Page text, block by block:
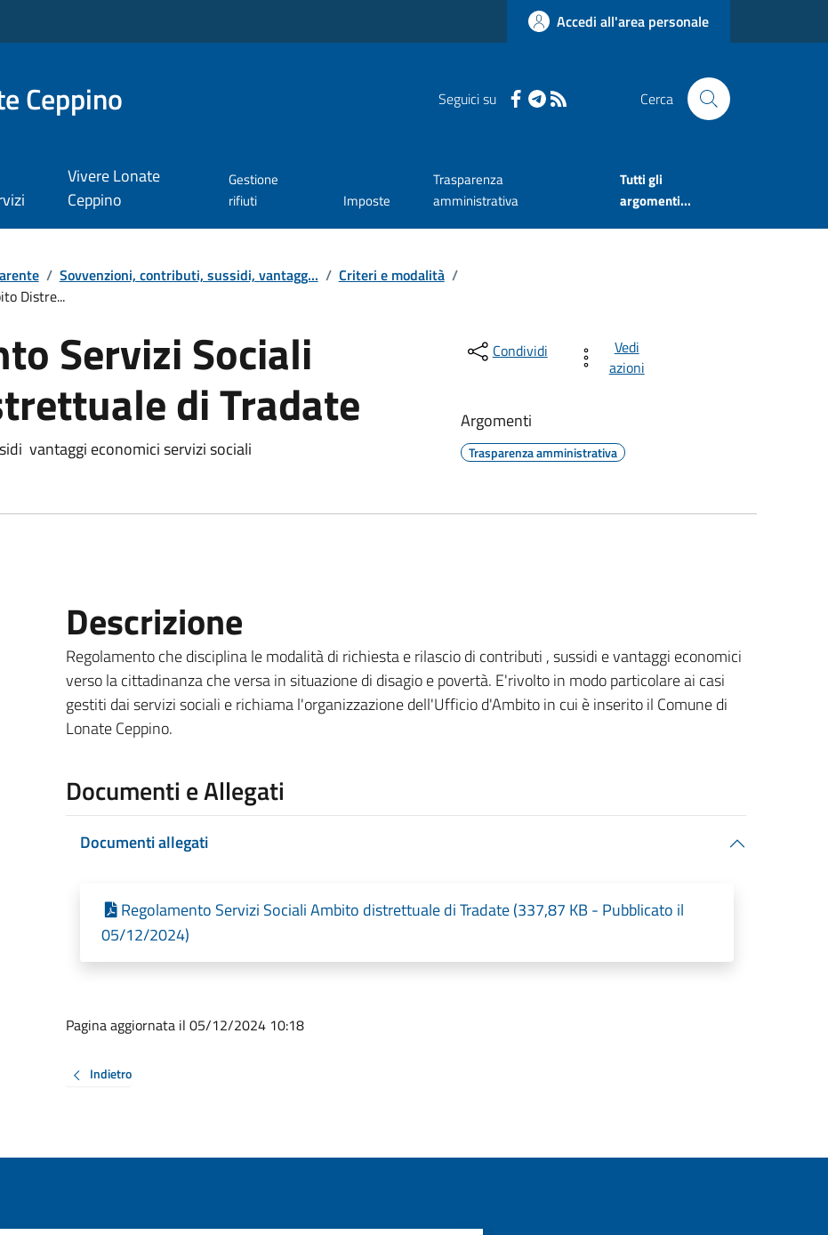
Accedi all'area personale
Ceppino Seguici su Cerca
Vivere Lonate
Ceppino
Gestione
rifiuti
Imposte
Trasparenza
amministrativa
Tutti gli
argomenti...
/ Sovvenzioni, contributi, sussidi, vantagg... / Criteri e modalità /
Distre...
Servizi Sociali
di Tradate
vantaggi economici servizi sociali
Condividi
Vedi
azioni
Argomenti
Trasparenza amministrativa
Descrizione
Regolamento che disciplina le modalità di richiesta e rilascio di contributi , sussidi e vantaggi economici
verso la cittadinanza che versa in situazione di disagio e povertà. E'rivolto in modo particolare ai casi
gestiti dai servizi sociali e richiama l'organizzazione dell'Ufficio d'Ambito in cui è inserito il Comune di
Lonate Ceppino.
Documenti e Allegati
Documenti allegati
Regolamento Servizi Sociali Ambito distrettuale di Tradate (337,87 KB - Pubblicato il
05/12/2024)
Pagina aggiornata il 05/12/2024 10:18
Indietro